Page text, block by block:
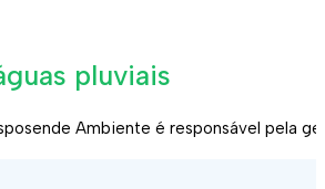
pluviais
Ambiente é responsável pela